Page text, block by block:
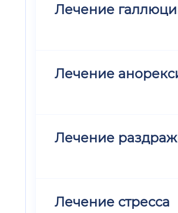
Лечение
Лечение
Лечение
Лечение стресса